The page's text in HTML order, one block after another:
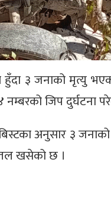
हुँदा ३ जनाको
जिप दुर्घटना
अनुसार ३
खसेको छ ।